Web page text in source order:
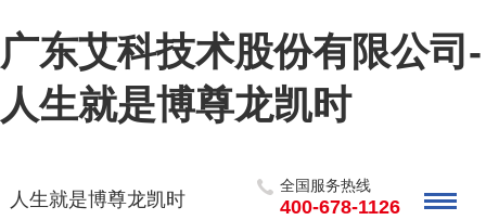
广东艾科技术股份有限公司-
人生就是博尊龙凯时
人生就是博尊龙凯时
全国服务热线
400-678-1126